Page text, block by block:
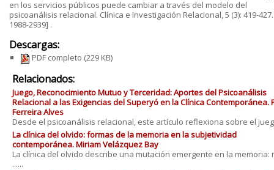
en los servicios públicos puede cambiar a través del modelo del
psicoanálisis relacional. Clínica e Investigación Relacional, 5 (3): 419-427.
1988-2939] .
Descargas:
PDF completo (229 KB)
Relacionados:
Juego, Reconocimiento Mutuo y Terceridad: Aportes del Psicoanálisis
Relacional a las Exigencias del Superyó en la Clínica Contemporánea.
Ferreira Alves
Desde el psicoanálisis relacional, este artículo reflexiona sobre el
La clínica del olvido: formas de la memoria en la subjetividad
contemporánea. Miriam Velázquez Bay
La clínica del olvido describe una mutación emergente en la memoria:
......